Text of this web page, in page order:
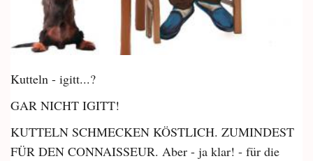
Kutteln - igitt...?
GAR NICHT IGITT!
KUTTELN SCHMECKEN KÖSTLICH. ZUMINDEST
FÜR DEN CONNAISSEUR. Aber - ja klar! - für die